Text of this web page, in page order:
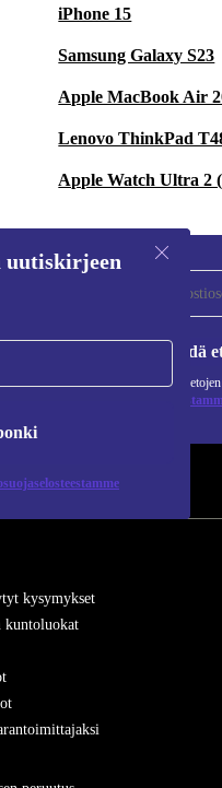
iPhone 15
Samsung Galaxy S23
Apple MacBook Air
Lenovo ThinkPad
Apple Watch Ultra 2
uutiskirjeen
Pyydä
Lisätietoja
kysymykset
kuntoluokat